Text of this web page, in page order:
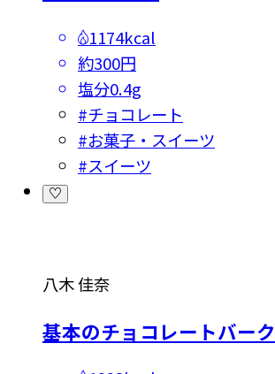
1174kcal
約300円
塩分0.4g
#チョコレート
#お菓子・スイーツ
#スイーツ
八木 佳奈
基本のチョコレートバーク